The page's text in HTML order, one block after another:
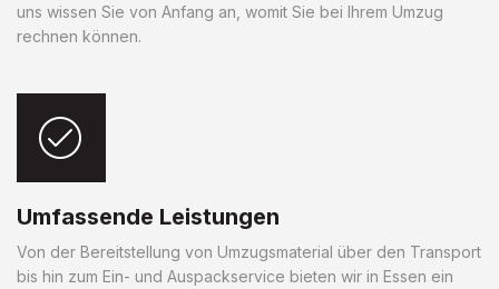
uns wissen Sie von Anfang an, womit Sie bei Ihrem Umzug
rechnen können.
Umfassende Leistungen
Von der Bereitstellung von Umzugsmaterial über den Transport
bis hin zum Ein- und Auspackservice bieten wir in Essen ein